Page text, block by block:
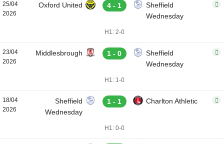
25/04
2026
Oxford United 4 - 1
Sheffield
Wednesday
H1: 2-0
23/04
2026
Middlesbrough 1 - 0
Sheffield
Wednesday
H1: 1-0
18/04
2026
Sheffield
Wednesday
1 - 1 Charlton Athletic
H1: 0-0